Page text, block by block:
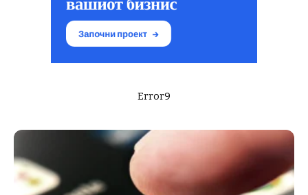
Error9